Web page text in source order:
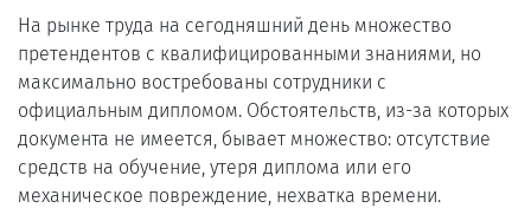
На рынке труда на сегодняшний день множество
претендентов с квалифицированными знаниями, но
максимально востребованы сотрудники с
официальным дипломом. Обстоятельств, из-за которых
документа не имеется, бывает множество: отсутствие
средств на обучение, утеря диплома или его
механическое повреждение, нехватка времени.